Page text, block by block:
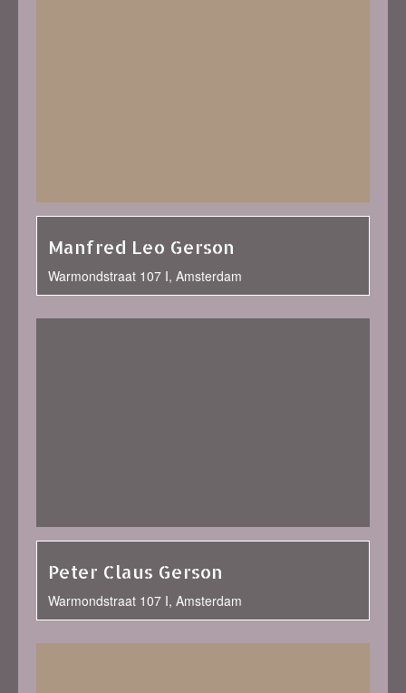
Manfred Leo Gerson
Warmondstraat 107 I, Amsterdam
Peter Claus Gerson
Warmondstraat 107 I, Amsterdam